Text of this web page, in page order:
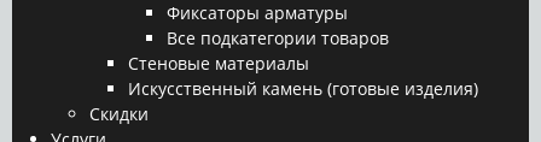
Фиксаторы арматуры
Все подкатегории товаров
Стеновые материалы
Искусственный камень (готовые изделия)
Скидки